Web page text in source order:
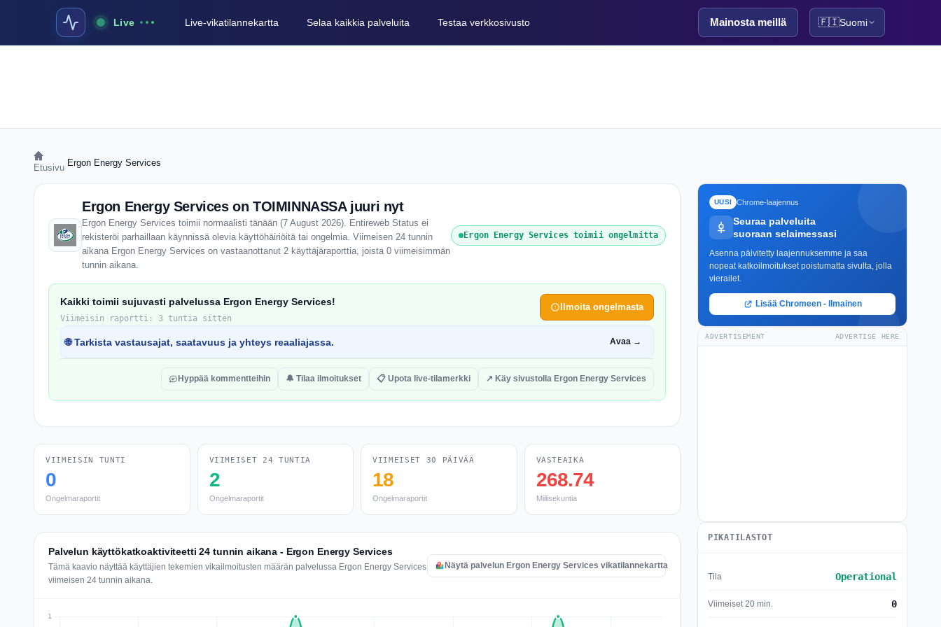
Live Live-vikatilannekartta Selaa kaikkia palveluita Testaa verkkosivusto Mainosta meillä 🇫🇮Suomi
Etusivu Ergon Energy Services
Ergon Energy Services on TOIMINNASSA juuri nyt
Ergon Energy Services toimii normaalisti tänään (7 August 2026). Entireweb Status ei
rekisteröi parhaillaan käynnissä olevia käyttöhäiriöitä tai ongelmia. Viimeisen 24 tunnin
aikana Ergon Energy Services on vastaanottanut 2 käyttäjäraporttia, joista 0 viimeisimmän
tunnin aikana.
Ergon Energy Services toimii ongelmitta
Kaikki toimii sujuvasti palvelussa Ergon Energy Services!
Viimeisin raportti: 3 tuntia sitten
Ilmoita ongelmasta
🌐 Tarkista vastausajat, saatavuus ja yhteys reaaliajassa. Avaa →
Hyppää kommentteihin 🔔 Tilaa ilmoitukset 📋 Upota live-tilamerkki ↗ Käy sivustolla Ergon Energy Services
VIIMEISIN TUNTI
0
Ongelmaraportit
VIIMEISET 24 TUNTIA
2
Ongelmaraportit
VIIMEISET 30 PÄIVÄÄ
18
Ongelmaraportit
VASTEAIKA
268.74
Millisekuntia
Palvelun käyttökatkoaktiviteetti 24 tunnin aikana - Ergon Energy Services
Tämä kaavio näyttää käyttäjien tekemien vikailmoitusten määrän palvelussa Ergon Energy Services
viimeisen 24 tunnin aikana.
Näytä palvelun Ergon Energy Services vikatilannekartta
UUSI Chrome-laajennus
Seuraa palveluita
suoraan selaimessasi
Asenna päivitetty laajennuksemme ja saa
nopeat katkoilmoitukset poistumatta sivulta, jolla
vierailet.
Lisää Chromeen - Ilmainen
ADVERTISEMENT ADVERTISE HERE
PIKATILASTOT
Tila Operational
Viimeiset 20 min. 0